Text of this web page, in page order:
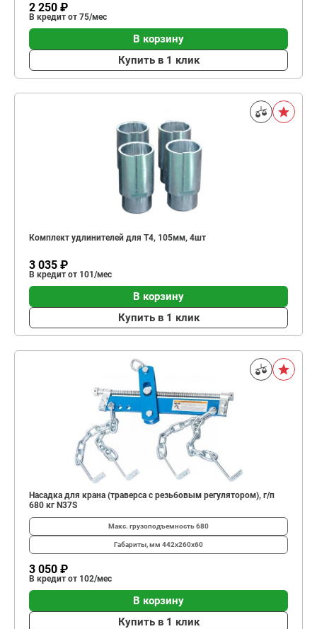
2 250 ₽
В кредит от 75/мес
В корзину
Купить в 1 клик
Комплект удлинителей для T4, 105мм, 4шт
3 035 ₽
В кредит от 101/мес
В корзину
Купить в 1 клик
Насадка для крана (траверса с резьбовым регулятором), г/п
680 кг N37S
Макс. грузоподъемность680
Габариты, мм 442х260х60
3 050 ₽
В кредит от 102/мес
В корзину
Купить в 1 клик